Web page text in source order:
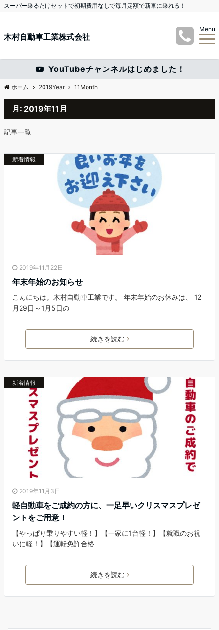
スーパー乗るだけセットで初期費用なしで毎月定額で新車に乗れる！
木村自動車工業株式会社
Menu
YouTubeチャンネルはじめました！
ホーム 2019Year 11Month
月: 2019年11月
記事一覧
新着情報
2019年11月22日
年末年始のお知らせ
こんにちは。木村自動車工業です。 年末年始のお休みは、 12
月29日～1月5日の
続きを読む
新着情報
2019年11月3日
軽自動車をご成約の方に、一足早いクリスマスプレゼ
ントをご用意！
【やっぱり乗りやすい軽！】【一家に1台軽！】【就職のお祝
いに軽！】【運転免許合格
続きを読む